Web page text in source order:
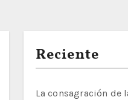
Reciente
La consagración de